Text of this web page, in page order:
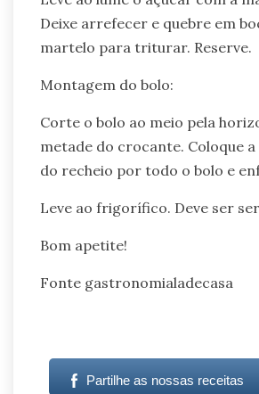
Deixe arrefecer e quebre em
martelo para triturar. Reserve.
Montagem do bolo:
Corte o bolo ao meio pela
metade do crocante. Coloque
do recheio por todo o bolo e
Leve ao frigorífico. Deve ser
Bom apetite!
Fonte gastronomialadecasa
Partilhe as nossas receitas